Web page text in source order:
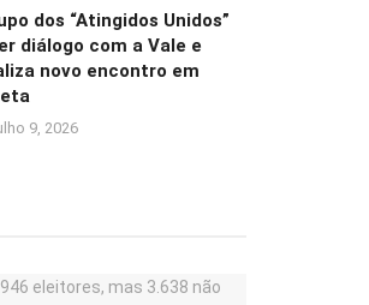
dos “Atingidos Unidos”
diálogo com a Vale e
novo encontro em
9, 2026